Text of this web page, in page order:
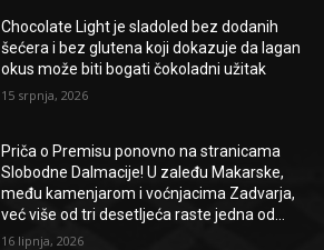
Chocolate Light je sladoled bez dodanih
šećera i bez glutena koji dokazuje da lagan
okus može biti bogati čokoladni užitak
15 srpnja, 2026
Priča o Premisu ponovno na stranicama
Slobodne Dalmacije! U zaleđu Makarske,
među kamenjarom i voćnjacima Zadvarja,
već više od tri desetljeća raste jedna od...
16 lipnja, 2026